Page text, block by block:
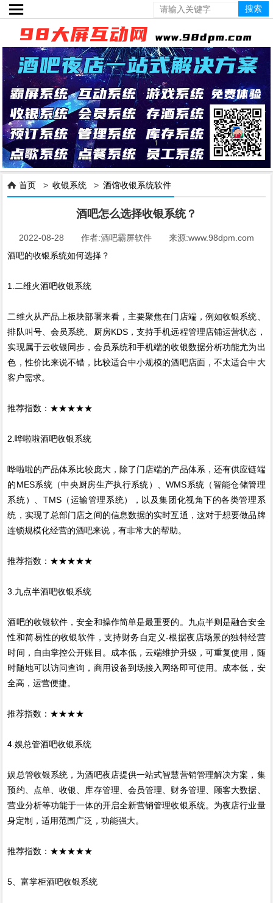

 首页 >收银系统 >酒馆收银系统软件
酒吧怎么选择收银系统？
2022-08-28 作者:酒吧霸屏软件 来源:www.98dpm.com
酒吧的收银系统如何选择？
1.二维火酒吧收银系统
二维火从产品上板块部署来看，主要聚焦在门店端，例如收银系统、
排队叫号、会员系统、厨房KDS，支持手机远程管理店铺运营状态，
实现属于云收银同步，会员系统和手机端的收银数据分析功能尤为出
色，性价比来说不错，比较适合中小规模的酒吧店面，不太适合中大
客户需求。
推荐指数：★★★★★
2.哗啦啦酒吧收银系统
哗啦啦的产品体系比较庞大，除了门店端的产品体系，还有供应链端
的MES系统（中央厨房生产执行系统）、WMS系统（智能仓储管理
系统）、TMS（运输管理系统），以及集团化视角下的各类管理系
统，实现了总部门店之间的信息数据的实时互通，这对于想要做品牌
连锁规模化经营的酒吧来说，有非常大的帮助。
推荐指数：★★★★★
3.九点半酒吧收银系统
酒吧的收银软件，安全和操作简单是最重要的。九点半则是融合安全
性和简易性的收银软件，支持财务自定义-根据夜店场景的独特经营
时间，自由掌控公开账目。成本低，云端维护升级，可重复使用，随
时随地可以访问查询，商用设备到场接入网络即可使用。成本低，安
全高，运营便捷。
推荐指数：★★★★
4.娱总管酒吧收银系统
娱总管收银系统，为酒吧夜店提供一站式智慧营销管理解决方案，集
预约、点单、收银、库存管理、会员管理、财务管理、顾客大数据、
营业分析等功能于一体的开启全新营销管理收银系统。为夜店行业量
身定制，适用范围广泛，功能强大。
推荐指数：★★★★★
5、富掌柜酒吧收银系统